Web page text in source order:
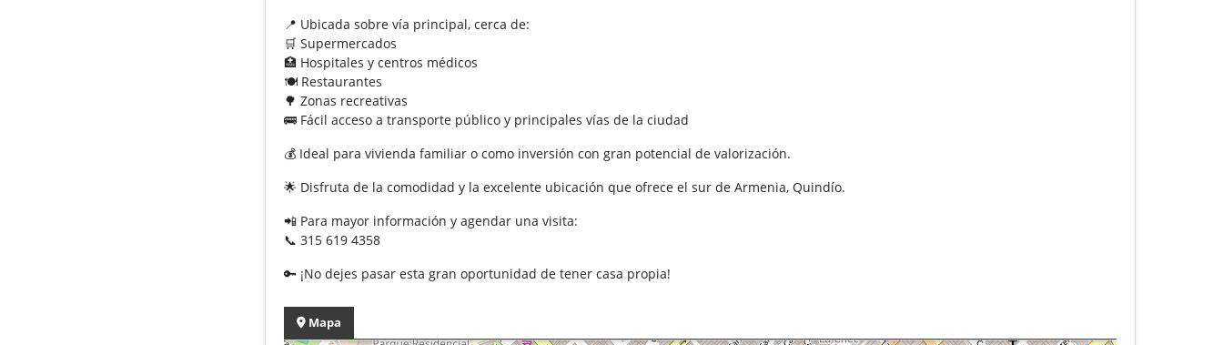
📍 Ubicada sobre vía principal, cerca de:
🛒 Supermercados
🏥 Hospitales y centros médicos
🍽️ Restaurantes
🌳 Zonas recreativas
🚌 Fácil acceso a transporte público y principales vías de la ciudad
💰 Ideal para vivienda familiar o como inversión con gran potencial de valorización.
🌟 Disfruta de la comodidad y la excelente ubicación que ofrece el sur de Armenia, Quindío.
📲 Para mayor información y agendar una visita:
📞 315 619 4358
🔑 ¡No dejes pasar esta gran oportunidad de tener casa propia!
Mapa